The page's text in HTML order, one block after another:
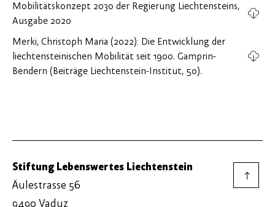
Mobilitätskonzept 2030 der Regierung Liechtensteins,
Ausgabe 2020
Merki, Christoph Maria (2022): Die Entwicklung der
liechtensteinischen Mobilität seit 1900. Gamprin-
Bendern (Beiträge Liechtenstein-Institut, 50).
Stiftung Lebenswertes Liechtenstein
Äulestrasse 56
9490 Vaduz
→